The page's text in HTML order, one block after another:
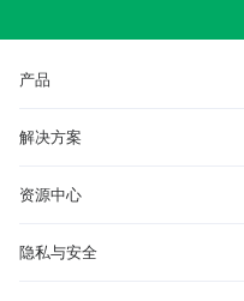
产品
解决方案
资源中心
隐私与安全